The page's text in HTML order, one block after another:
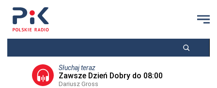
Słuchaj teraz
Zawsze Dzień Dobry do 08:00
Dariusz Gross